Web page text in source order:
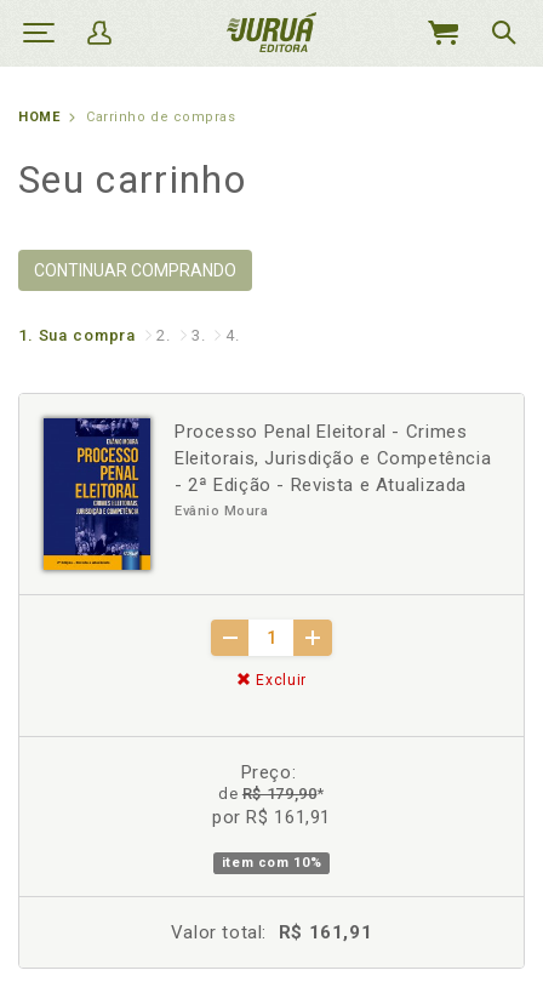
MEU
HOME Carrinho de compras
Seu carrinho
CONTINUAR COMPRANDO
1. Sua compra 2. 3. 4.
Processo Penal Eleitoral - Crimes
Eleitorais, Jurisdição e Competência
- 2ª Edição - Revista e Atualizada
Evânio Moura
Excluir
Preço:
deR$ 179,90*
por R$ 161,91
item com 10%
Valor total: R$ 161,91